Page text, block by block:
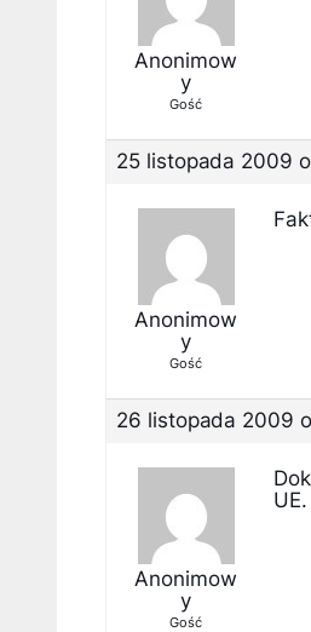
Anonimow
y
Gość
25 listopada 2009
Anonimow
y
Gość
26 listopada 2009
Anonimow
y
Gość
UE.